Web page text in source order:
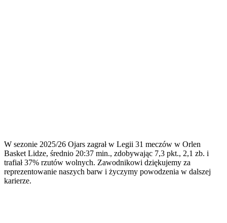
W sezonie 2025/26 Ojars zagrał w Legii 31 meczów w Orlen
Basket Lidze, średnio 20:37 min., zdobywając 7,3 pkt., 2,1 zb. i
trafiał 37% rzutów wolnych. Zawodnikowi dziękujemy za
reprezentowanie naszych barw i życzymy powodzenia w dalszej
karierze.